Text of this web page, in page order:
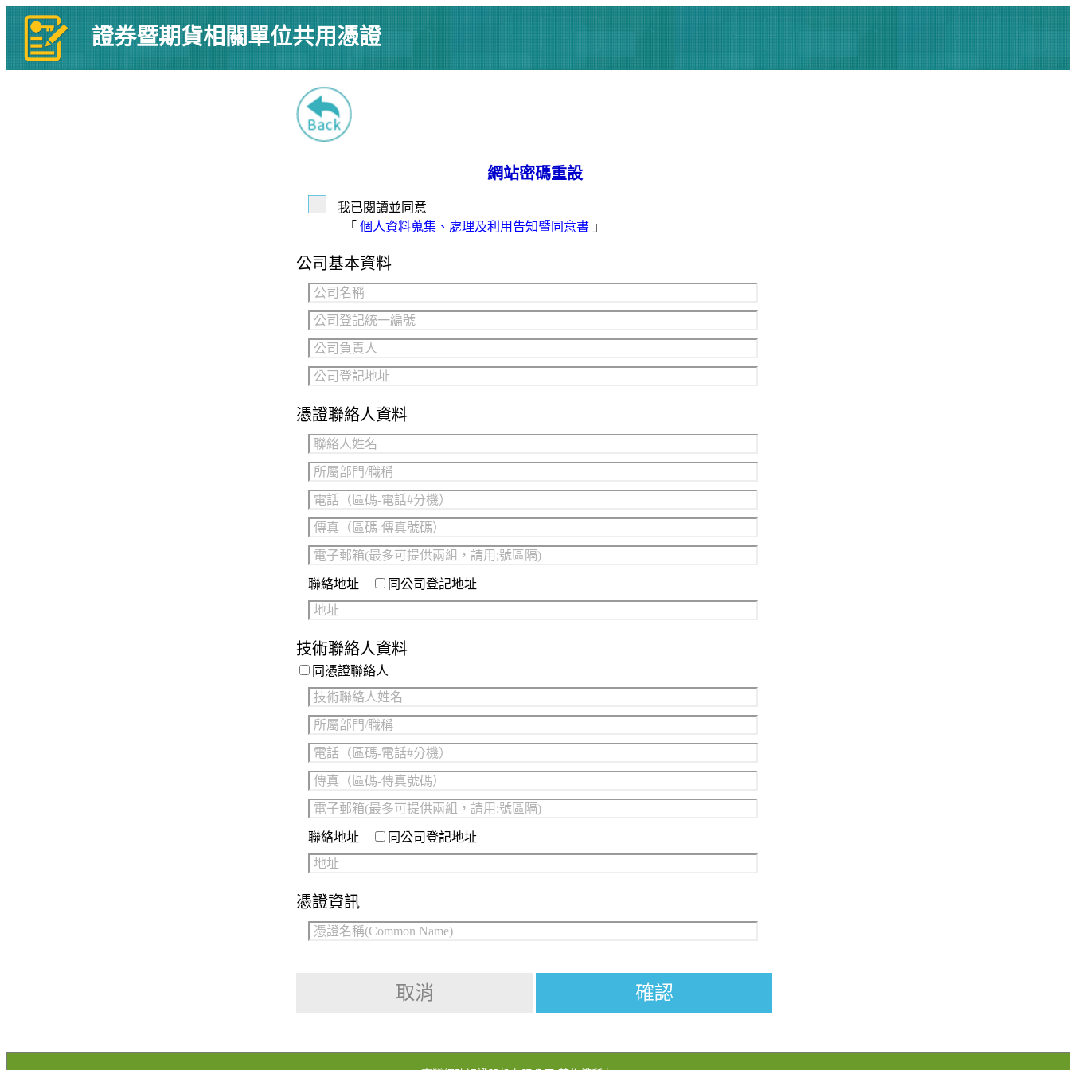
證券暨期貨相關單位共用憑證
網站密碼重設
我已閱讀並同意
「 個人資料蒐集、處理及利用告知暨同意書 」
公司基本資料
憑證聯絡人資料
聯絡地址 同公司登記地址
技術聯絡人資料
同憑證聯絡人
聯絡地址 同公司登記地址
憑證資訊
取消 確認